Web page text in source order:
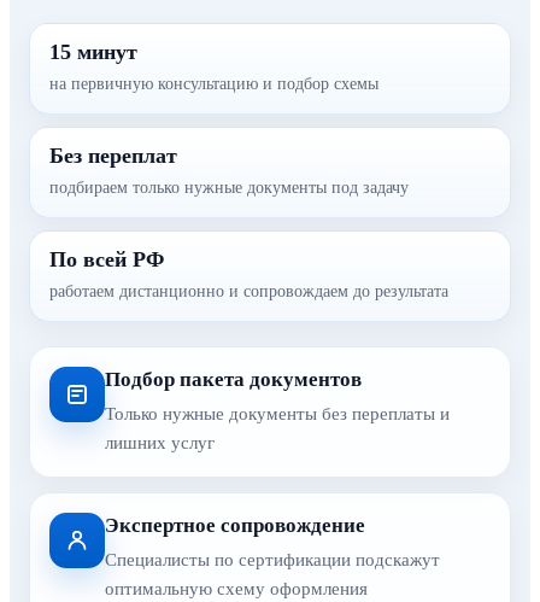
15 минут
на первичную консультацию и подбор схемы
Без переплат
подбираем только нужные документы под задачу
По всей РФ
работаем дистанционно и сопровождаем до результата
Подбор пакета документов
Только нужные документы без переплаты и
лишних услуг
Экспертное сопровождение
Специалисты по сертификации подскажут
оптимальную схему оформления